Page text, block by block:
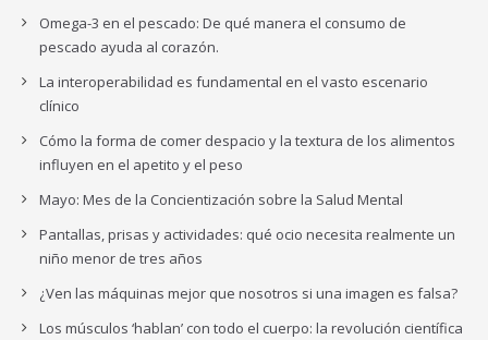
Omega-3 en el pescado: De qué manera el consumo de
pescado ayuda al corazón.
La interoperabilidad es fundamental en el vasto escenario
clínico
Cómo la forma de comer despacio y la textura de los alimentos
influyen en el apetito y el peso
Mayo: Mes de la Concientización sobre la Salud Mental
Pantallas, prisas y actividades: qué ocio necesita realmente un
niño menor de tres años
¿Ven las máquinas mejor que nosotros si una imagen es falsa?
Los músculos ‘hablan’ con todo el cuerpo: la revolución científica